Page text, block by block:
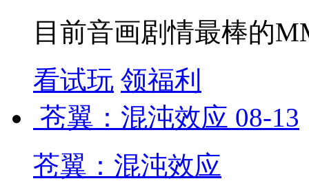
目前音画剧情最棒的
看试玩 领福利
苍翼：混沌效应 08-13
苍翼：混沌效应